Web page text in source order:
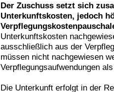
Der Zuschuss setzt sich
Unterkunftskosten, jedoch
Unterkunftskosten
ausschließlich aus der
müssen nicht nachgewiesen
Verpflegungsaufwendungen
Die Unterkunft erfolgt in der